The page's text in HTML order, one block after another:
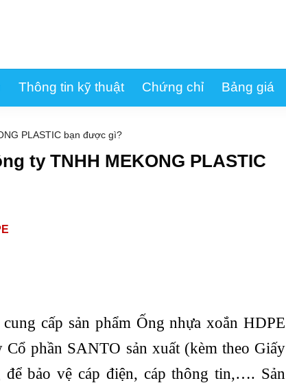
Thông tin kỹ thuật Chứng chỉ Bảng giá
PLASTIC bạn được gì?
ty TNHH MEKONG PLASTIC
cấp sản phẩm Ống nhựa xoắn HDPE
phần SANTO sản xuất (kèm theo Giấy
bảo vệ cáp điện, cáp thông tin,…. Sản